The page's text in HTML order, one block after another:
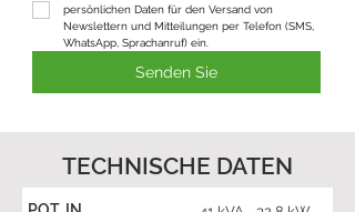
persönlichen Daten für den Versand von
Newslettern und Mitteilungen per Telefon (SMS,
WhatsApp, Sprachanruf) ein.
Senden Sie
TECHNISCHE DATEN